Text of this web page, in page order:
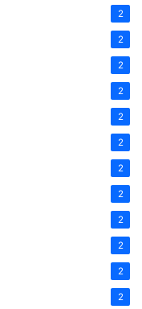
2
2
2
2
2
2
2
2
2
2
2
2